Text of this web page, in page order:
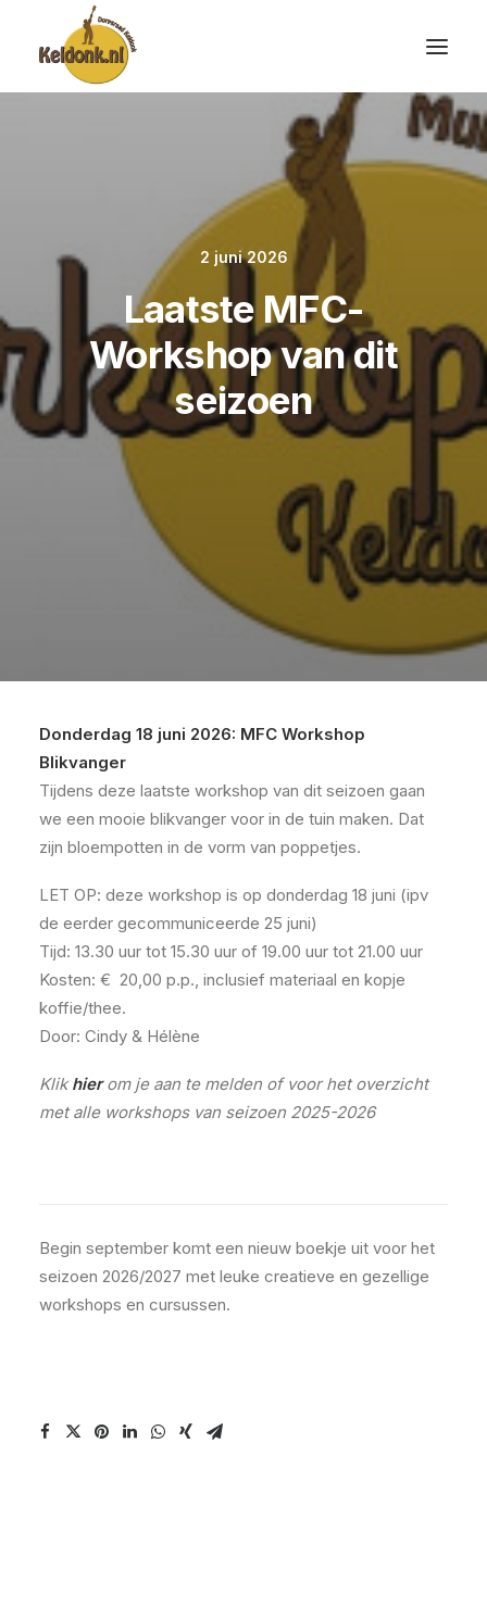
2 juni 2026
Laatste MFC-
Workshop van dit
seizoen
Donderdag 18 juni 2026: MFC Workshop
Blikvanger
Tijdens deze laatste workshop van dit seizoen gaan
we een mooie blikvanger voor in de tuin maken. Dat
zijn bloempotten in de vorm van poppetjes.
LET OP: deze workshop is op donderdag 18 juni (ipv
de eerder gecommuniceerde 25 juni)
Tijd: 13.30 uur tot 15.30 uur of 19.00 uur tot 21.00 uur
Kosten: € 20,00 p.p., inclusief materiaal en kopje
koffie/thee.
Door: Cindy & Hélène
Klik hierom je aan te melden of voor het overzicht
met alle workshops van seizoen 2025-2026
Begin september komt een nieuw boekje uit voor het
seizoen 2026/2027 met leuke creatieve en gezellige
workshops en cursussen.